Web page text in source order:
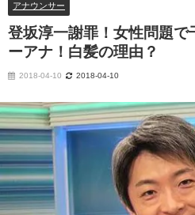
アナウンサー
登坂淳一謝罪！女性問題で
ーアナ！白髪の理由？
2018-04-10 2018-04-10